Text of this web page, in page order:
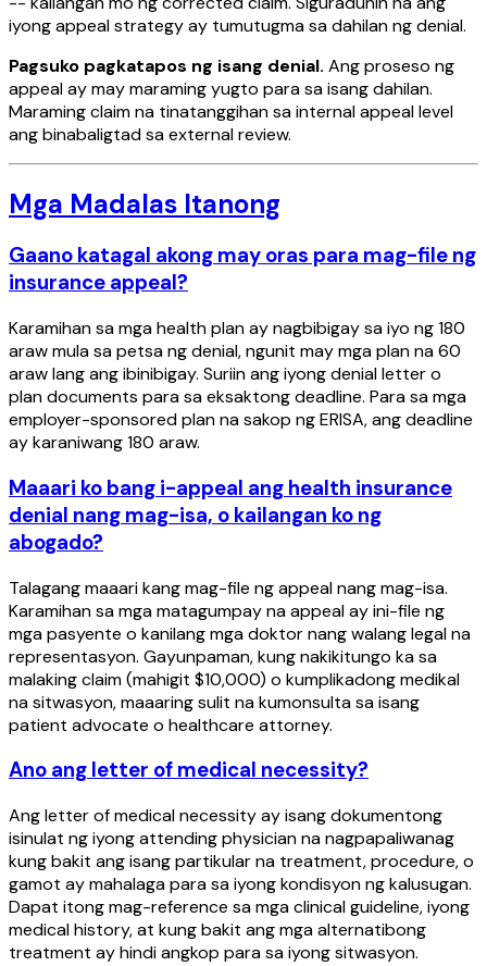
iyong appeal strategy ay tumutugma sa dahilan ng denial.
Pagsuko pagkatapos ng isang denial. Ang proseso ng
appeal ay may maraming yugto para sa isang dahilan.
Maraming claim na tinatanggihan sa internal appeal level
ang binabaligtad sa external review.
Mga Madalas Itanong
Gaano katagal akong may oras para mag-file ng
insurance appeal?
Karamihan sa mga health plan ay nagbibigay sa iyo ng 180
araw mula sa petsa ng denial, ngunit may mga plan na 60
araw lang ang ibinibigay. Suriin ang iyong denial letter o
plan documents para sa eksaktong deadline. Para sa mga
employer-sponsored plan na sakop ng ERISA, ang deadline
ay karaniwang 180 araw.
Maaari ko bang i-appeal ang health insurance
denial nang mag-isa, o kailangan ko ng
abogado?
Talagang maaari kang mag-file ng appeal nang mag-isa.
Karamihan sa mga matagumpay na appeal ay ini-file ng
mga pasyente o kanilang mga doktor nang walang legal na
representasyon. Gayunpaman, kung nakikitungo ka sa
malaking claim (mahigit $10,000) o kumplikadong medikal
na sitwasyon, maaaring sulit na kumonsulta sa isang
patient advocate o healthcare attorney.
Ano ang letter of medical necessity?
Ang letter of medical necessity ay isang dokumentong
isinulat ng iyong attending physician na nagpapaliwanag
kung bakit ang isang partikular na treatment, procedure, o
gamot ay mahalaga para sa iyong kondisyon ng kalusugan.
Dapat itong mag-reference sa mga clinical guideline, iyong
medical history, at kung bakit ang mga alternatibong
treatment ay hindi angkop para sa iyong sitwasyon.